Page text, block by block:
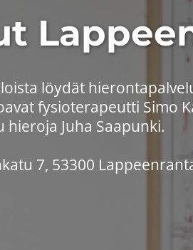
löydät
fysioterapeutti Simo
hieroja Juha Saapunki.
7, 53300